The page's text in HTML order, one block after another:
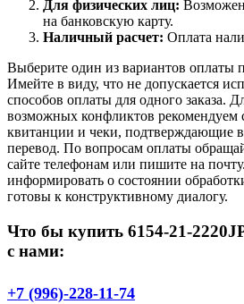
Для физических лиц: Возможен
на банковскую карту.
Наличный расчет: Оплата
Выберите один из вариантов оплаты
Имейте в виду, что не допускается
способов оплаты для одного заказа.
возможных конфликтов рекомендуем
квитанции и чеки, подтверждающие
перевод. По вопросам оплаты
сайте телефонам или пишите на
информировать о состоянии
готовы к конструктивному диалогу.
Что бы купить 6154-21-
с нами:
+7 (996)-228-11-74